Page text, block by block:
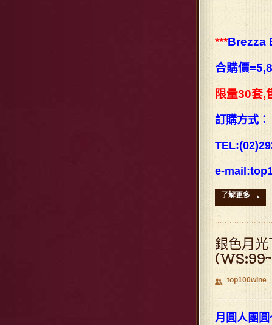
***Brezza
合購價
限量30套,
訂購方式：
e-
了解更多 ▸
銀色月
👥 top100wine
月圓人團